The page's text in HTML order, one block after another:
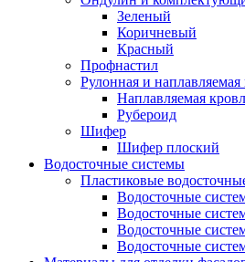
Зеленый
Коричневый
Красный
Профнастил
Рулонная и наплавляемая
Наплавляемая
Рубероид
Шифер
Шифер плоский
Водосточные системы
Пластиковые
Водосточные
Водосточные
Водосточные
Водосточные